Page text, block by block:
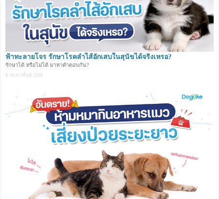
ฟ้าทะลายโจร รักษาโรคลำไส้อักเสบในสุนัขได้จริงเหรอ?
รักษาได้ หรือไม่ได้ มาหาคำตอบกัน?
8 กุมภาพันธ์ 2566